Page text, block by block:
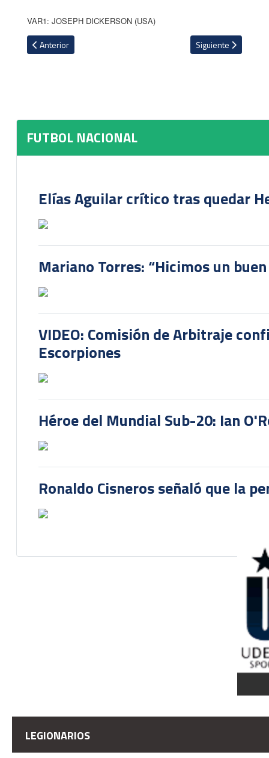
VAR1: JOSEPH DICKERSON (USA)
Artículo anterior: Así es el Toluca, rival del Herediano en la
Anterior Artículo siguiente:
Siguiente
FUTBOL NACIONAL
Elías Aguilar crítico tras quedar
Mariano Torres: “Hicimos un
VIDEO: Comisión de Arbitraje
Escorpiones
Héroe del Mundial Sub-20: Ian
Ronaldo Cisneros señaló que la
LEGIONARIOS